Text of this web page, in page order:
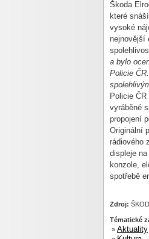
Škoda
které
vysoké
nejnovější
a bylo
Policie
Policie
vyráběné
propojení
Originální
rádiového
displeje
konzole,
spotřebě
Zdroj:
Tématické
» Aktuality